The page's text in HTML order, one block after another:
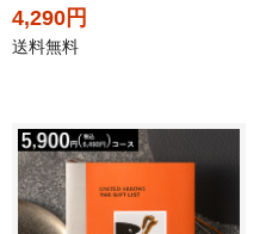
4,290円
送料無料